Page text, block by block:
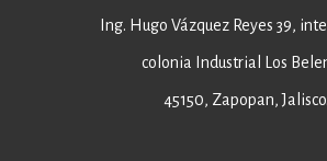
Ing. Hugo Vázquez Reyes 39,
colonia Industrial Los
45150, Zapopan, Jalisco.